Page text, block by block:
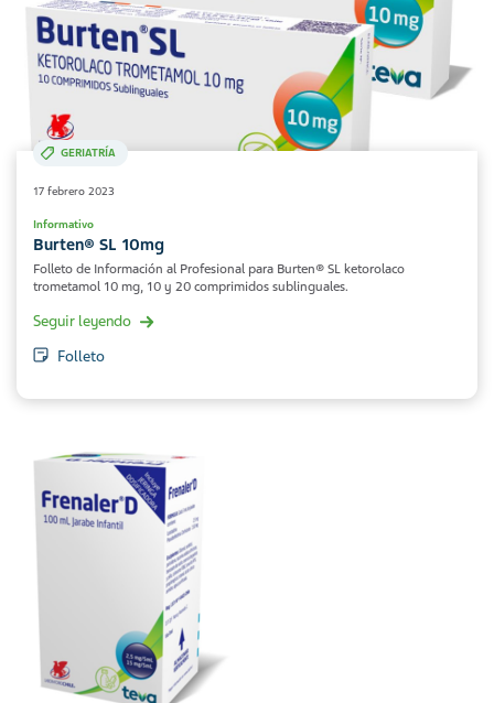
GERIATRÍA
17 febrero 2023
Informativo
Burten® SL 10mg
Folleto de Información al Profesional para Burten® SL ketorolaco
trometamol 10 mg, 10 y 20 comprimidos sublinguales.
Seguir leyendo
Folleto